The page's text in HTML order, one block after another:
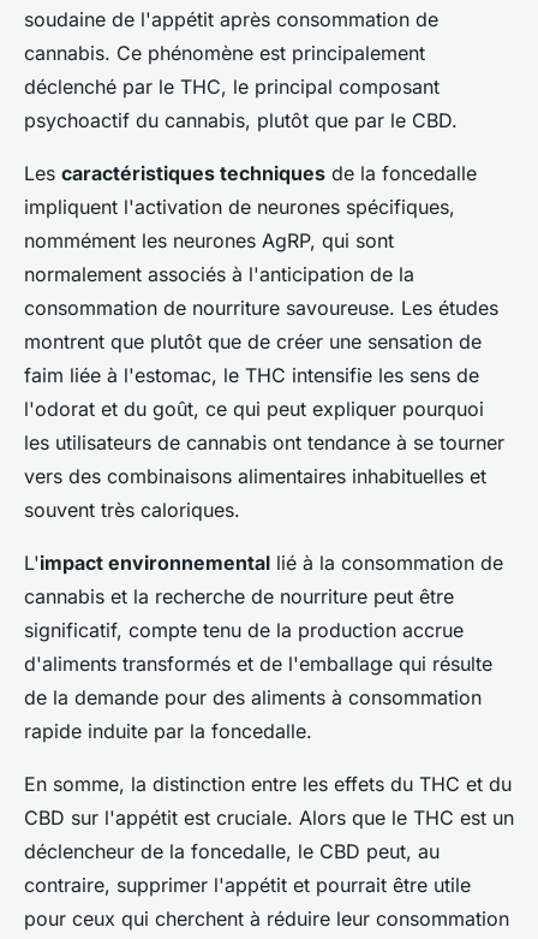
soudaine de l'appétit après consommation de
cannabis. Ce phénomène est principalement
déclenché par le THC, le principal composant
psychoactif du cannabis, plutôt que par le CBD.
Les caractéristiques techniques de la foncedalle
impliquent l'activation de neurones spécifiques,
nommément les neurones AgRP, qui sont
normalement associés à l'anticipation de la
consommation de nourriture savoureuse. Les études
montrent que plutôt que de créer une sensation de
faim liée à l'estomac, le THC intensifie les sens de
l'odorat et du goût, ce qui peut expliquer pourquoi
les utilisateurs de cannabis ont tendance à se tourner
vers des combinaisons alimentaires inhabituelles et
souvent très caloriques.
L'impact environnemental lié à la consommation de
cannabis et la recherche de nourriture peut être
significatif, compte tenu de la production accrue
d'aliments transformés et de l'emballage qui résulte
de la demande pour des aliments à consommation
rapide induite par la foncedalle.
En somme, la distinction entre les effets du THC et du
CBD sur l'appétit est cruciale. Alors que le THC est un
déclencheur de la foncedalle, le CBD peut, au
contraire, supprimer l'appétit et pourrait être utile
pour ceux qui cherchent à réduire leur consommation